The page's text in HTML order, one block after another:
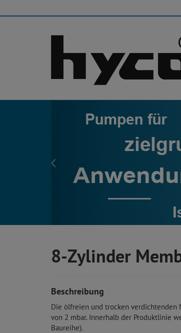
8-Zylinder
Beschreibung
Die ölfreien und trocken verdichtenden
von 2 mbar. Innerhalb der Produktlinie
Baureihe).